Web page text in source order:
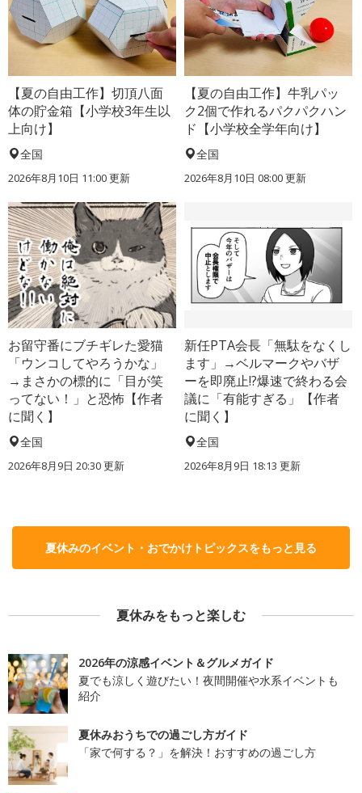
【夏の自由工作】切頂八面
体の貯金箱【小学校3年生以
上向け】
全国
2026年8月10日 11:00更新
【夏の自由工作】牛乳パッ
ク2個で作れるパクパクハン
ド【小学校全学年向け】
全国
2026年8月10日 08:00更新
お留守番にブチギレた愛猫
「ウンコしてやろうかな」
→まさかの標的に「目が笑
ってない！」と恐怖【作者
に聞く】
全国
2026年8月9日 20:30更新
新任PTA会長「無駄をなくし
ます」→ベルマークやバザ
ーを即廃止!?爆速で終わる会
議に「有能すぎる」【作者
に聞く】
全国
2026年8月9日 18:13 更新
夏休みのイベント・おでかけトピックスをもっと見る
夏休みをもっと楽しむ
2026年の涼感イベント＆グルメガイド
夏でも涼しく遊びたい！夜間開催や水系イベントも
紹介
夏休みおうちでの過ごし方ガイド
「家で何する？」を解決！おすすめの過ごし方